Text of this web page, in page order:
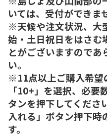
いては、受付ができま
※天候や注文状況、大
始・土日祝日をはさむ
とがございますのであ
い。
※11点以上ご購入希望
「10+」を選択、必
タンを押下してくださ
入れる」ボタン押下時
す。